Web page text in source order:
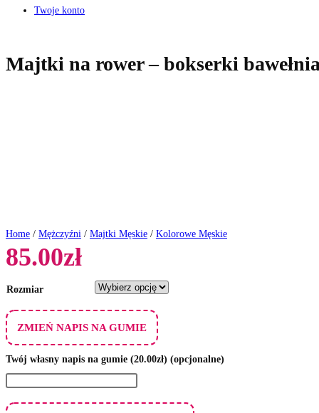
Twoje konto
Majtki na rower – bokserki
Home / Mężczyźni / Majtki Męskie / Kolorowe Męskie
85.00zł
Rozmiar
ZMIEŃ NAPIS NA GUMIE
Twój własny napis na gumie (20.00zł) (opcjonalne)